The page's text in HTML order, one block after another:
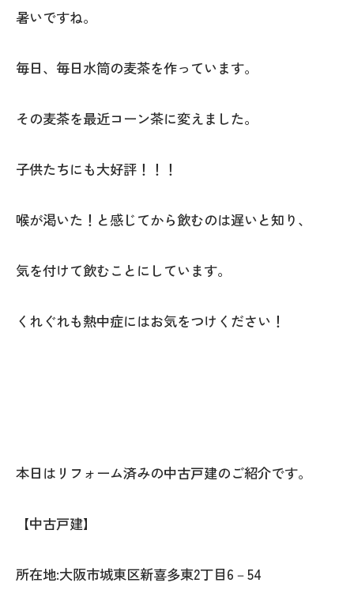
暑いですね。
毎日、毎日水筒の麦茶を作っています。
その麦茶を最近コーン茶に変えました。
子供たちにも大好評！！！
喉が渇いた！と感じてから飲むのは遅いと知り、
気を付けて飲むことにしています。
くれぐれも熱中症にはお気をつけください！
本日はリフォーム済みの中古戸建のご紹介です。
【中古戸建】
所在地:大阪市城東区新喜多東2丁目6－54